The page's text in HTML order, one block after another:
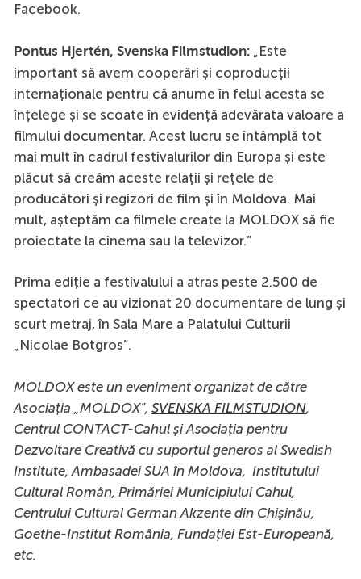
Facebook.
Pontus Hjertén, Svenska Filmstudion: „Este
important să avem cooperări și coproducții
internaționale pentru că anume în felul acesta se
înțelege și se scoate în evidență adevărata valoare a
filmului documentar. Acest lucru se întâmplă tot
mai mult în cadrul festivalurilor din Europa și este
plăcut să creăm aceste relații și rețele de
producători și regizori de film și în Moldova. Mai
mult, așteptăm ca filmele create la MOLDOX să fie
proiectate la cinema sau la televizor.”
Prima ediție a festivalului a atras peste 2.500 de
spectatori ce au vizionat 20 documentare de lung și
scurt metraj, în Sala Mare a Palatului Culturii
„Nicolae Botgros”.
MOLDOX este un eveniment organizat de către
Asociația „MOLDOX”, SVENSKA FILMSTUDION,
Centrul CONTACT-Cahul și Asociația pentru
Dezvoltare Creativă cu suportul generos al Swedish
Institute, Ambasadei SUA în Moldova, Institutului
Cultural Român, Primăriei Municipiului Cahul,
Centrului Cultural German Akzente din Chişinău,
Goethe-Institut România, Fundației Est-Europeană,
etc.